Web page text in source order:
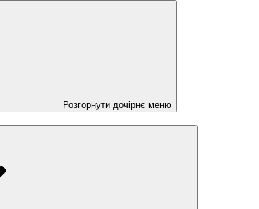
Розгорнути дочірнє меню